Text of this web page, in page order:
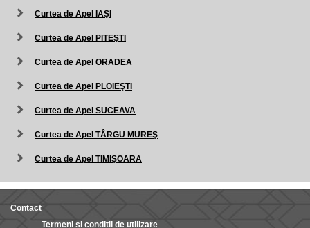
Curtea de Apel IAŞI
Curtea de Apel PITEŞTI
Curtea de Apel ORADEA
Curtea de Apel PLOIEŞTI
Curtea de Apel SUCEAVA
Curtea de Apel TÂRGU MUREŞ
Curtea de Apel TIMIŞOARA
Contact
Termeni și condiții de utilizare